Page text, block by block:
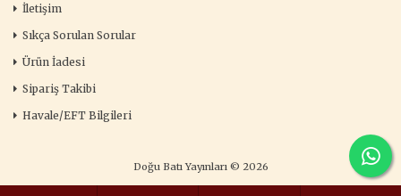
İletişim
Sıkça Sorulan Sorular
Ürün İadesi
Sipariş Takibi
Havale/EFT Bilgileri
Doğu Batı Yayınları © 2026